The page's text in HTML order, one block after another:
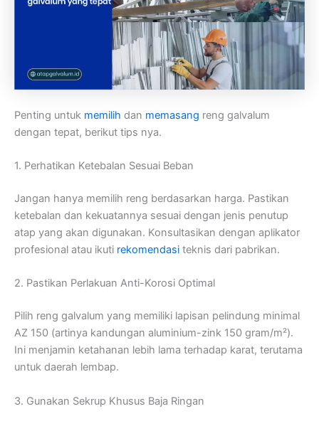
Penting untuk memilih dan memasang reng galvalum
dengan tepat, berikut tips nya.
1. Perhatikan Ketebalan Sesuai Beban
Jangan hanya memilih reng berdasarkan harga. Pastikan
ketebalan dan kekuatannya sesuai dengan jenis penutup
atap yang akan digunakan. Konsultasikan dengan aplikator
profesional atau ikuti rekomendasi teknis dari pabrikan.
2. Pastikan Perlakuan Anti-Korosi Optimal
Pilih reng galvalum yang memiliki lapisan pelindung minimal
AZ 150 (artinya kandungan aluminium-zink 150 gram/m²).
Ini menjamin ketahanan lebih lama terhadap karat, terutama
untuk daerah lembap.
3. Gunakan Sekrup Khusus Baja Ringan